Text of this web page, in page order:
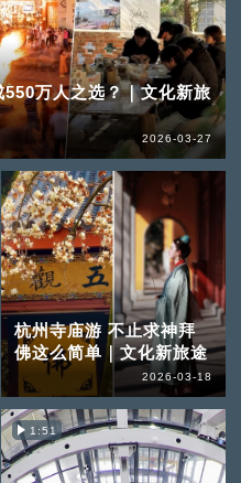
万人之选？｜文化新旅
2026-03-27
杭州寺庙游 不止求神拜
佛这么简单｜文化新旅途
2026-03-18
1:51